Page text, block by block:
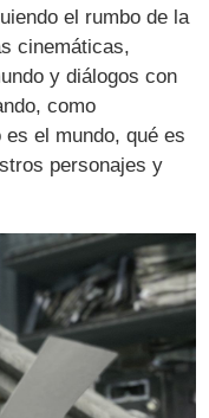
el rumbo de la
cinemáticas,
y diálogos con
como
el mundo, qué es
personajes y